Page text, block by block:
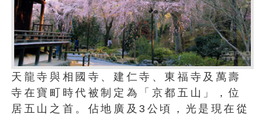
天龍寺與相國寺、建仁寺、東福寺及萬壽
寺在寶町時代被制定為「京都五山」，位
居五山之首。佔地廣及3公頃，光是現在從